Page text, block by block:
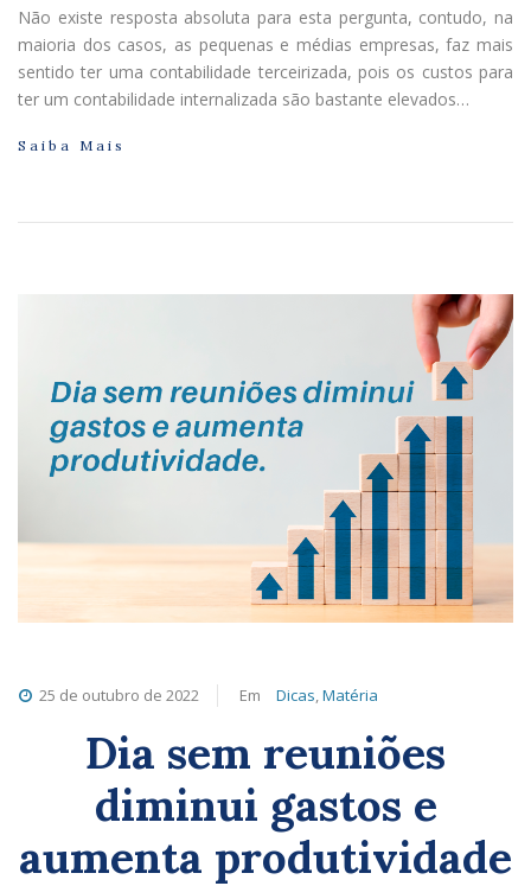
Não existe resposta absoluta para esta pergunta, contudo, na
maioria dos casos, as pequenas e médias empresas, faz mais
sentido ter uma contabilidade terceirizada, pois os custos para
ter um contabilidade internalizada são bastante elevados…
Saiba Mais
25 de outubro de 2022 Em Dicas,Matéria
Dia sem reuniões
diminui gastos e
aumenta produtividade